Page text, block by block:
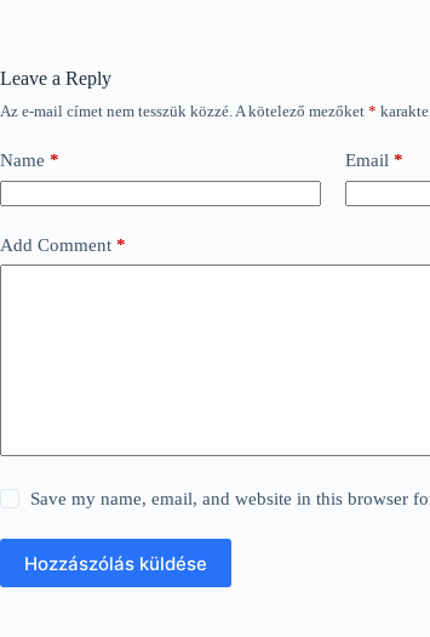
Leave a Reply
Az e-mail címet nem tesszük közzé.A kötelező mezőket *
Name * Email *
Add Comment *
Save my name, email, and website in this browser
Hozzászólás küldése